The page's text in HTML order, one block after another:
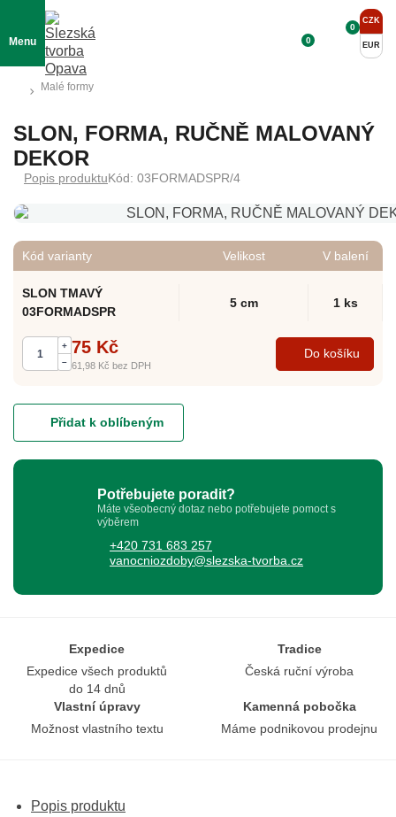
Menu 0
CZK
EUR
0
Malé formy
SLON, FORMA, RUČNĚ MALOVANÝ
DEKOR
Popis produktuKód: 03FORMADSPR/4
Kód varianty Velikost V balení
SLON TMAVÝ
03FORMADSPR
5 cm 1 ks
+
–
75 Kč
61,98 Kč bez DPH
Do košíku
Přidat k oblíbeným
Potřebujete poradit?
Máte všeobecný dotaz nebo potřebujete pomoct s
výběrem
+420 731 683 257
vanocniozdoby@slezska-tvorba.cz
Expedice
Expedice všech produktů
do 14 dnů
Tradice
Česká ruční výroba
Vlastní úpravy
Možnost vlastního textu
Kamenná pobočka
Máme podnikovou prodejnu
Popis produktu